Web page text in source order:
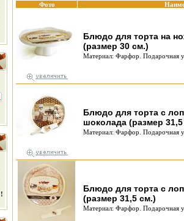
Фото
Блюдо для торта на
(размер 30 см.)
Материал: Фарфор. Подарочная
Блюдо для торта с
шоколада (размер
Материал: Фарфор. Подарочная
Блюдо для торта с
(размер 31,5 см.)
Материал: Фарфор. Подарочная